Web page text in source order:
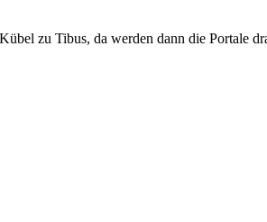
zu Tibus, da werden dann die Portale